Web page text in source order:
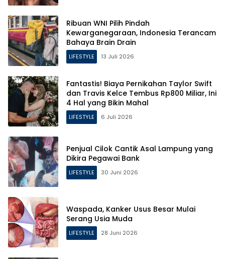
Ribuan WNI Pilih Pindah
Kewarganegaraan, Indonesia Terancam
Bahaya Brain Drain
LIFESTYLE 13 Juli 2026
Fantastis! Biaya Pernikahan Taylor Swift
dan Travis Kelce Tembus Rp800 Miliar, Ini
4 Hal yang Bikin Mahal
LIFESTYLE 6 Juli 2026
Penjual Cilok Cantik Asal Lampung yang
Dikira Pegawai Bank
LIFESTYLE 30 Juni 2026
Waspada, Kanker Usus Besar Mulai
Serang Usia Muda
LIFESTYLE 28 Juni 2026